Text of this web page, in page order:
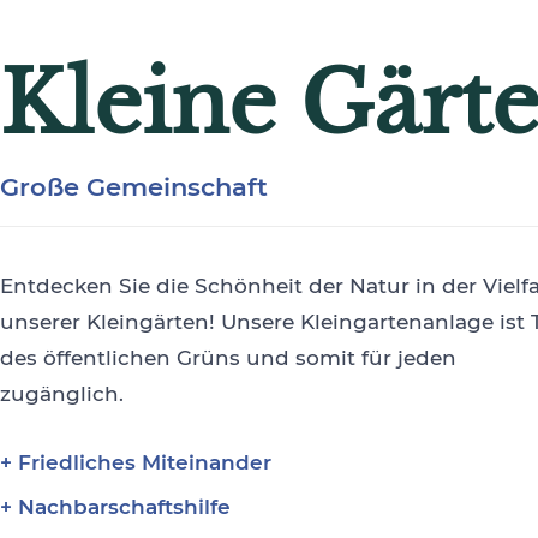
Kleine
Große Gemeinschaft
Entdecken Sie die Schönheit der Natur in der
unserer Kleingärten! Unsere Kleingartenanlage ist
des öffentlichen Grüns und somit für jeden
zugänglich.
Friedliches Miteinander
Nachbarschaftshilfe